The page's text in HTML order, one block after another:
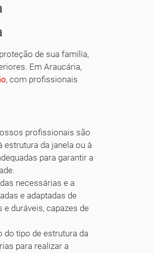
de sua família,
Em Araucária,
, com profissionais
profissionais são
da janela ou à
para garantir a
necessárias e a
e adaptadas de
duráveis, capazes de
do tipo de estrutura da
para realizar a